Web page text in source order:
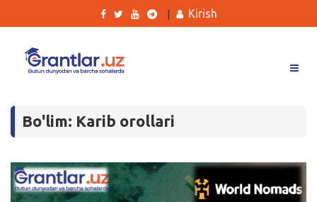
Tanlovlar
Kurslar
Kirish
Bo'lim: Karib orollari